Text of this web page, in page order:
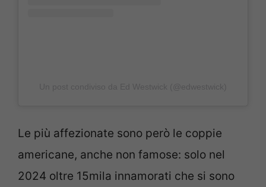
Le più affezionate sono però le coppie
americane, anche non famose: solo nel
2024 oltre 15mila innamorati che si sono